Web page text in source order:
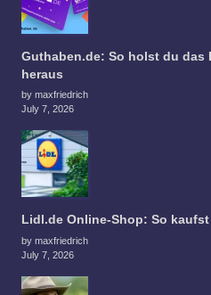
Guthaben.de: So holst du das
heraus
by maxfriedrich
July 7, 2026
Lidl.de Online-Shop: So
by maxfriedrich
July 7, 2026